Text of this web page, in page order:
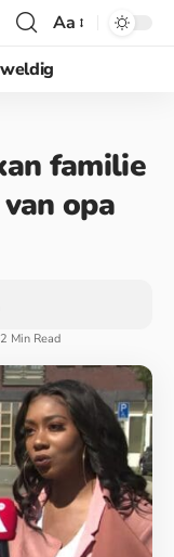
Aa
familie
opa
2 Min Read